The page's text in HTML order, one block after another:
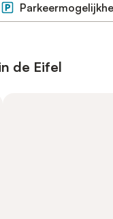
de Eifel